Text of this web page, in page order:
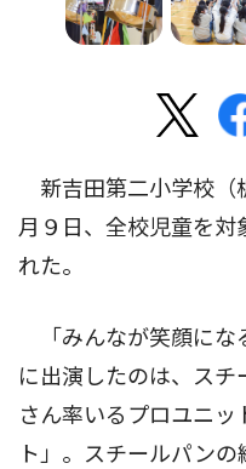
新吉田第二小学校（
月９日、全校児童を対
れた。
「みんなが笑顔にな
に出演したのは、ス
さん率いるプロユニ
ト」。スチールパン